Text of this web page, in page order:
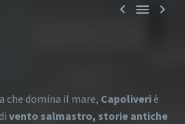
  
che domina il mare, Capoliveri è
vento salmastro, storie antiche